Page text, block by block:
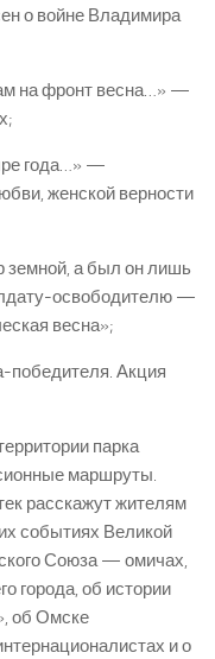
о войне Владимира
на фронт весна…» —
года…» —
женской верности
а был он лишь
освободителю —
весна»;
Акция
парка
маршруты.
расскажут жителям
событиях Великой
Союза — омичах,
города, об истории
об Омске
и о